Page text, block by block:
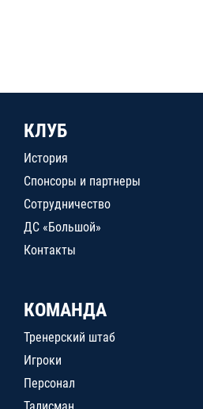
КЛУБ
История
Спонсоры и партнеры
Сотрудничество
ДС «Большой»
Контакты
КОМАНДА
Тренерский штаб
Игроки
Персонал